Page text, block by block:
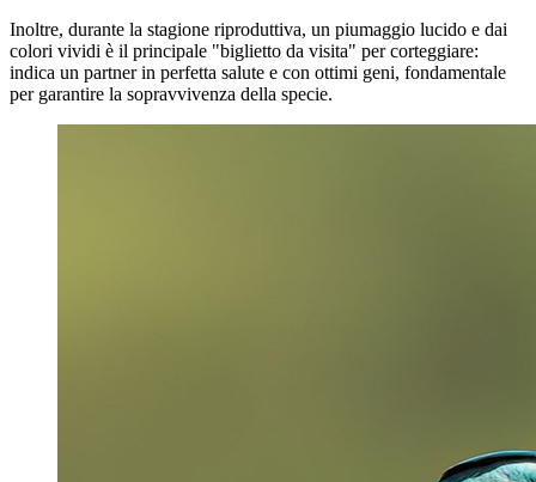
Inoltre, durante la stagione riproduttiva, un piumaggio lucido e dai
colori vividi è il principale "biglietto da visita" per corteggiare:
indica un partner in perfetta salute e con ottimi geni, fondamentale
per garantire la sopravvivenza della specie.